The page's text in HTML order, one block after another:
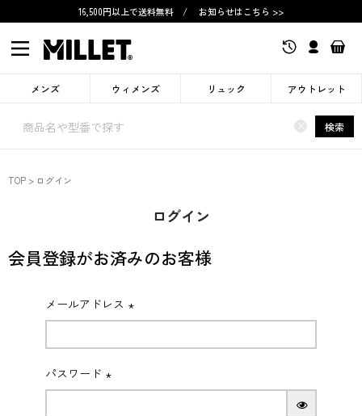
16,500円以上で送料無料 / お知らせはこちら >>
メンズ ウィメンズ リュック アウトレット
× 検索
TOP ログイン
ログイン
会員登録がお済みのお客様
メールアドレス
(必
パスワード
(必